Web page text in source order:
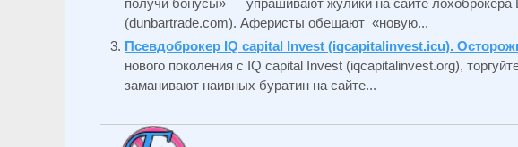
получи бонусы» — упрашивают жулики на сайте лохоброкера
(dunbartrade.com). Аферисты обещают «новую...
Псевдоброкер IQ capital Invest (iqcapitalinvest.icu).
нового поколения с IQ capital Invest (iqcapitalinvest.org),
заманивают наивных буратин на сайте...